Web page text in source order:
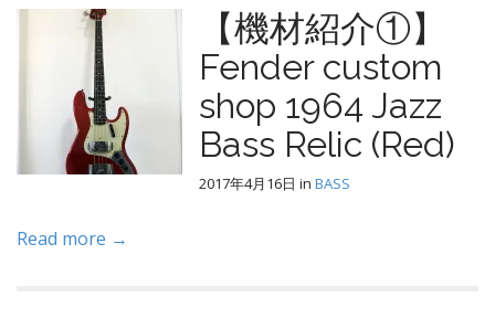
【機材紹介①】
Fender custom
shop 1964 Jazz
Bass Relic (Red)
2017年4月16日 in BASS
Read more →